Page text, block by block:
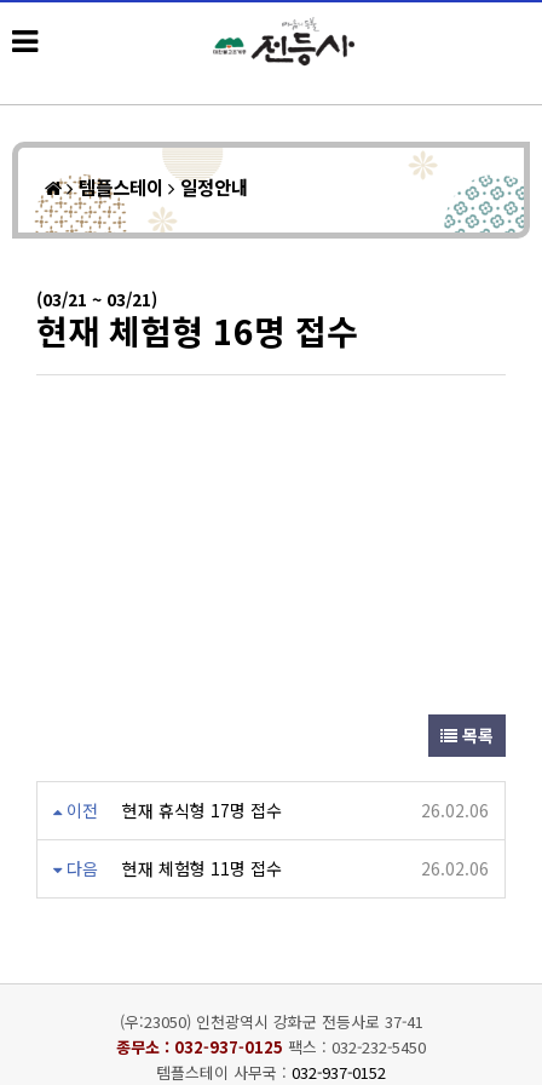
템플스테이 일정안내
(03/21 ~ 03/21)
현재 체험형 16명 접수
목록
이전 현재 휴식형 17명 접수 26.02.06
다음 현재 체험형 11명 접수 26.02.06
(우:23050) 인천광역시 강화군 전등사로 37-41
종무소 : 032-937-0125 팩스 : 032-232-5450
템플스테이 사무국 : 032-937-0152